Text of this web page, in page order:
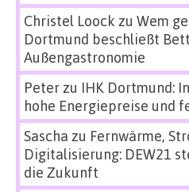
Christel Loock zu Wem
Dortmund beschließt
Außengastronomie
Peterzu IHK Dortmund:
hohe Energiepreise und
Sascha zu Fernwärme,
Digitalisierung: DEW21
die Zukunft